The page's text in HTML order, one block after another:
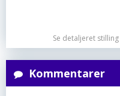
Se detaljeret
Kommentarer